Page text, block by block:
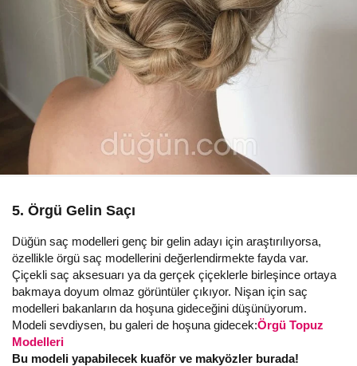
5. Örgü Gelin Saçı
Düğün saç modelleri genç bir gelin adayı için araştırılıyorsa,
özellikle örgü saç modellerini değerlendirmekte fayda var.
Çiçekli saç aksesuarı ya da gerçek çiçeklerle birleşince ortaya
bakmaya doyum olmaz görüntüler çıkıyor. Nişan için saç
modelleri bakanların da hoşuna gideceğini düşünüyorum.
Modeli sevdiysen, bu galeri de hoşuna gidecek:Örgü Topuz
Modelleri
Bu modeli yapabilecek kuaför ve makyözler burada!